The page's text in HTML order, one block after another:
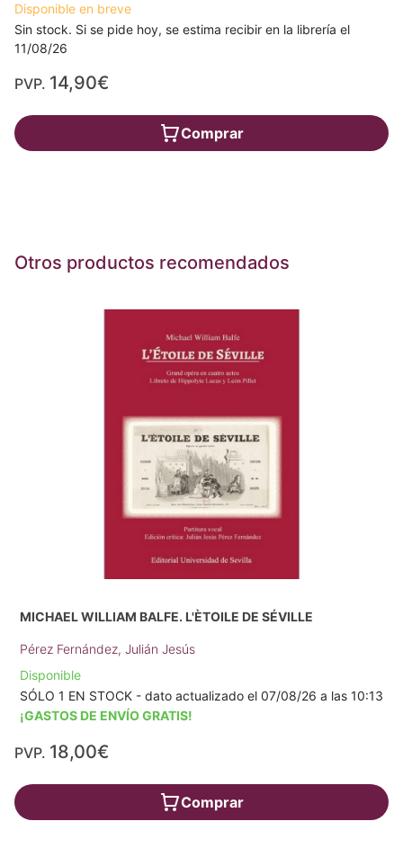
Disponible en breve
Sin stock. Si se pide hoy, se estima recibir en la librería el
11/08/26
PVP. 14,90€
Comprar
Otros productos recomendados
MICHAEL WILLIAM BALFE. L'ÈTOILE DE SÉVILLE
Pérez Fernández, Julián Jesús
Disponible
SÓLO 1 EN STOCK - dato actualizado el 07/08/26 a las 10:13
¡GASTOS DE ENVÍO GRATIS!
PVP. 18,00€
Comprar